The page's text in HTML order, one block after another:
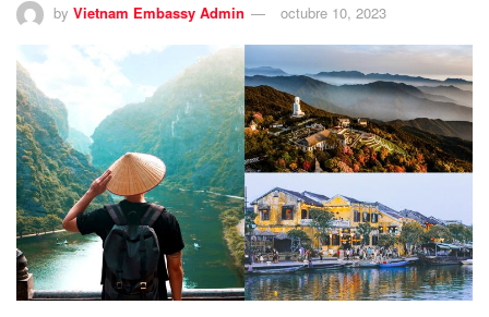
by Vietnam Embassy Admin octubre 10, 2023